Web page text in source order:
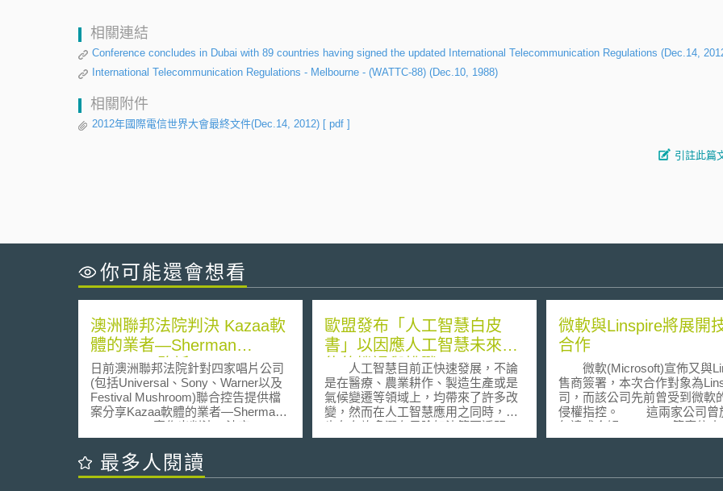
相關連結
Conference concludes in Dubai with 89 countries having signed the updated International Telecommunication Regulations (Dec.14,
International Telecommunication Regulations - Melbourne - (WATTC-88) (Dec.10, 1988)
相關附件
2012年國際電信世界大會最終文件(Dec.14, 2012) [ pdf ]
引註此篇
你可能還會想看
澳洲聯邦法院判決 Kazaa軟
體的業者—Sherman
Networks敗訴
日前澳洲聯邦法院針對四家唱片公司
(包括Universal、Sony、Warner以及
Festival Mushroom)聯合控告提供檔
案分享Kazaa軟體的業者—Sherman
Networks一案作出判決。法官Murray
Wilcox駁回原告聲稱Sherman
Networks違反澳洲交易行為法(Trade
Practices Act)以及Sherman
歐盟發布「人工智慧白皮
書」以因應人工智慧未來可
能的機遇與挑戰
人工智慧目前正快速發展，不論
是在醫療、農業耕作、製造生產或是
氣候變遷等領域上，均帶來了許多改
變，然而在人工智慧應用之同時，其
也存在許多潛在風險如決策不透明、
歧視或其他倫理與人權議題。 歐
微軟與Linspire將展開
合作
微軟(Microsoft)宣佈又與
售商簽署，本次合作對象為
司，而該公司先前曾受到微軟
侵權指控。 這兩家公司曾於2004
年達成合解，Linspire答應停止
Lindows一名稱，而微軟為此
最多人閱讀